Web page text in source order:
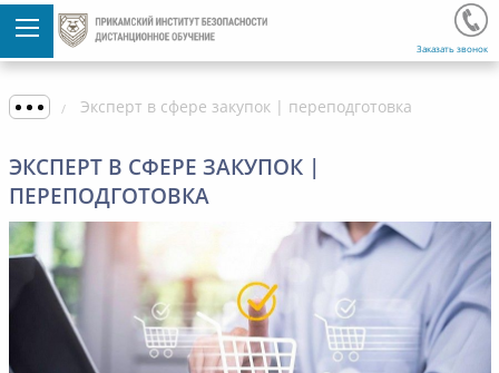
Заказать звонок
Эксперт в сфере закупок | переподготовка
ЭКСПЕРТ В СФЕРЕ ЗАКУПОК |
ПЕРЕПОДГОТОВКА